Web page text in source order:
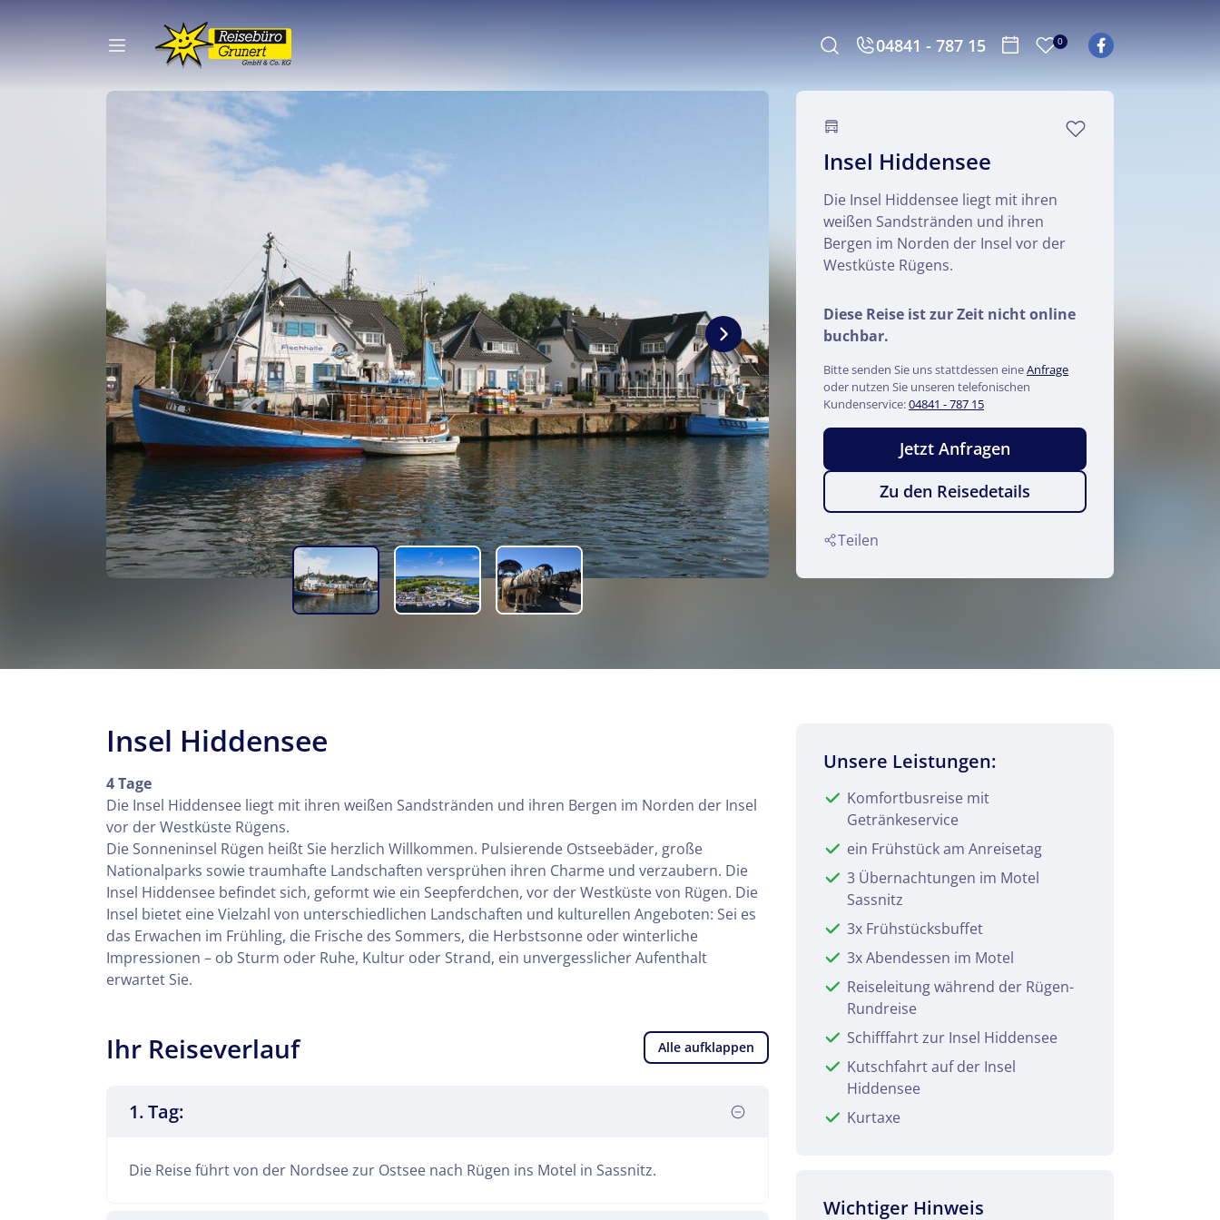
04841 - 787 15 0
Insel Hiddensee
Die Insel Hiddensee liegt mit ihren
weißen Sandstränden und ihren
Bergen im Norden der Insel vor der
Westküste Rügens.
Diese Reise ist zur Zeit nicht online
buchbar.
Bitte senden Sie uns stattdessen eineAnfrage
oder nutzen Sie unseren telefonischen
Kundenservice:04841 - 787 15
Jetzt Anfragen
Zu den Reisedetails
Teilen
Insel Hiddensee
4 Tage
Die Insel Hiddensee liegt mit ihren weißen Sandstränden und ihren Bergen im Norden der Insel
vor der Westküste Rügens.
Die Sonneninsel Rügen heißt Sie herzlich Willkommen. Pulsierende Ostseebäder, große
Nationalparks sowie traumhafte Landschaften versprühen ihren Charme und verzaubern. Die
Insel Hiddensee befindet sich, geformt wie ein Seepferdchen, vor der Westküste von Rügen. Die
Insel bietet eine Vielzahl von unterschiedlichen Landschaften und kulturellen Angeboten: Sei es
das Erwachen im Frühling, die Frische des Sommers, die Herbstsonne oder winterliche
Impressionen – ob Sturm oder Ruhe, Kultur oder Strand, ein unvergesslicher Aufenthalt
erwartet Sie.
Ihr Reiseverlauf Alle aufklappen
1. Tag:
Die Reise führt von der Nordsee zur Ostsee nach Rügen ins Motel in Sassnitz.
Unsere Leistungen:
Komfortbusreise mit
Getränkeservice
ein Frühstück am Anreisetag
3 Übernachtungen im Motel
Sassnitz
3x Frühstücksbuffet
3x Abendessen im Motel
Reiseleitung während der Rügen-
Rundreise
Schifffahrt zur Insel Hiddensee
Kutschfahrt auf der Insel
Hiddensee
Kurtaxe
Wichtiger Hinweis